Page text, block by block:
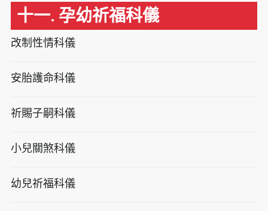
十一. 孕幼祈福科儀
改制性情科儀
安胎護命科儀
祈賜子嗣科儀
小兒關煞科儀
幼兒祈福科儀